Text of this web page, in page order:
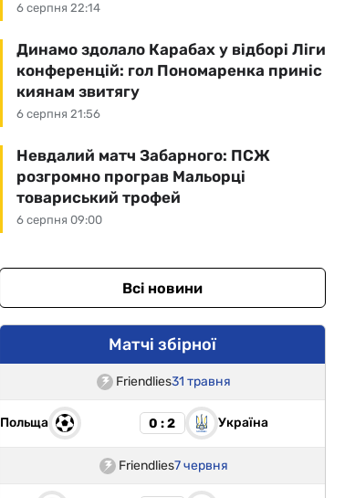
6 серпня 22:14
6 серпня 21:56
Динамо здолало Карабах у відборі Ліги
конференцій: гол Пономаренка приніс
киянам звитягу
6 серпня 09:00
Невдалий матч Забарного: ПСЖ
розгромно програв Мальорці
товариський трофей
Всі новини
Матчі збірної
Friendlies31 травня
Польща 0 : 2 Україна
Friendlies7 червня